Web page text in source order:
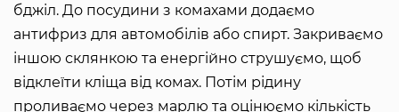
бджіл. До посудини з комахами додаємо
антифриз для автомобілів або спирт. Закриваємо
іншою склянкою та енергійно струшуємо, щоб
відклеїти кліща від комах. Потім рідину
проливаємо через марлю та оцінюємо кількість